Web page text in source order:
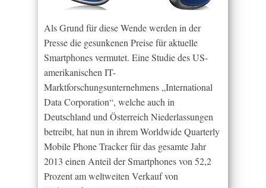
Als Grund für diese Wende werden in der
Presse die gesunkenen Preise für aktuelle
Smartphones vermutet. Eine Studie des US-
amerikanischen IT-
Marktforschungsunternehmens „International
Data Corporation“, welche auch in
Deutschland und Österreich Niederlassungen
betreibt, hat nun in ihrem Worldwide Quarterly
Mobile Phone Tracker für das gesamte Jahr
2013 einen Anteil der Smartphones von 52,2
Prozent am weltweiten Verkauf von